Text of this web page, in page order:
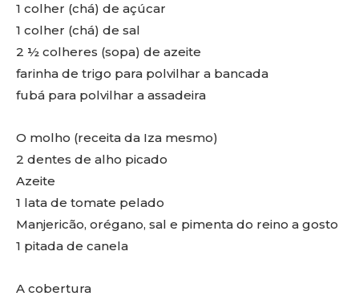
1 colher (chá) de açúcar
1 colher (chá) de sal
2 ½ colheres (sopa) de azeite
farinha de trigo para polvilhar a bancada
fubá para polvilhar a assadeira
O molho (receita da Iza mesmo)
2 dentes de alho picado
Azeite
1 lata de tomate pelado
Manjericão, orégano, sal e pimenta do reino a gosto
1 pitada de canela
A cobertura